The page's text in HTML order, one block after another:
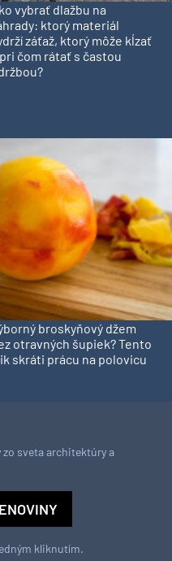
vybrať dlažbu na
ktorý materiál
záťaž, ktorý môže kĺzať
čom rátať s častou
broskyňový džem
otravných šupiek? Tento
skráti prácu na polovicu
sveta architektúry a
kliknutím.